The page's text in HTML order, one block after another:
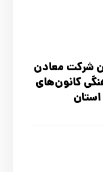
شرکت معادن
کانون‌های